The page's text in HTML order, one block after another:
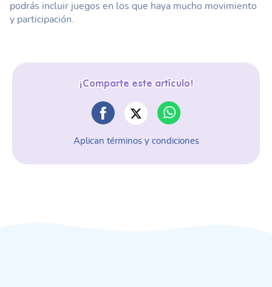
podrás incluir juegos en los que haya mucho movimiento
y participación.
¡Comparte este artículo!
Aplican términos y condiciones